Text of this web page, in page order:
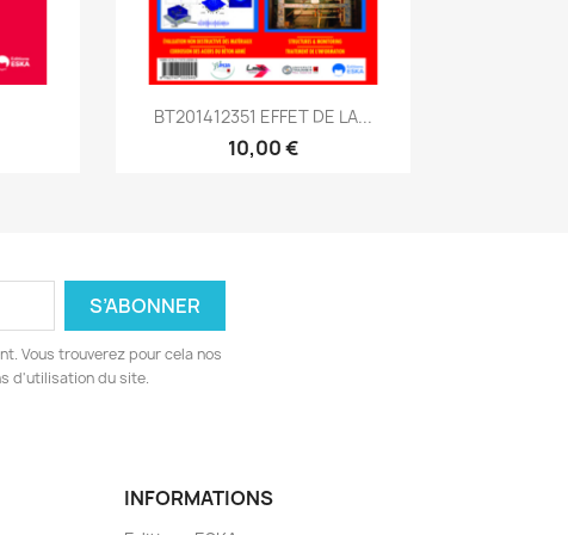
Aperçu rapide
BT201412351 EFFET DE LA...
10,00 €
Vous trouverez pour cela nos
d'utilisation du site.
INFORMATIONS